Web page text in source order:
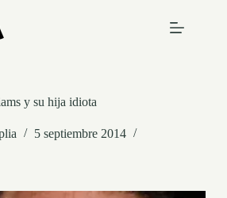
y su hija idiota
5 septiembre 2014